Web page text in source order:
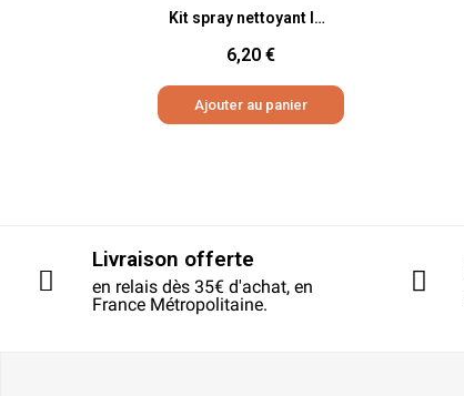
Aperçu rapide Kit spray nettoyant lunettes
6,20 €
Ajouter au panier
Livraison offerte
en relais dès 35€ d'achat, en
France Métropolitaine.